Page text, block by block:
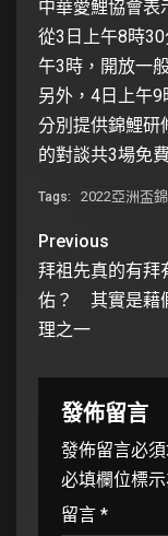
中華愛鯉協會表
從3日上午8時
午3時，開放一
另外，4日上午
分別提供錦鯉研
的對談共3場免
Tags: 2022亞洲盃
Previous
拜祖先真的有拜
佑？ 其實是藉
理之一
發佈留言
發佈留言必
必填欄位標
留言 *